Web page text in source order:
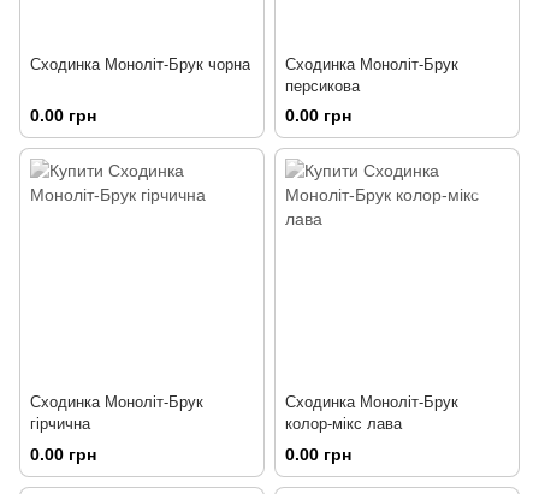
Сходинка Моноліт-Брук чорна
0.00 грн
Сходинка Моноліт-Брук
персикова
0.00 грн
Сходинка Моноліт-Брук
гірчична
0.00 грн
Сходинка Моноліт-Брук
колор-мікс лава
0.00 грн